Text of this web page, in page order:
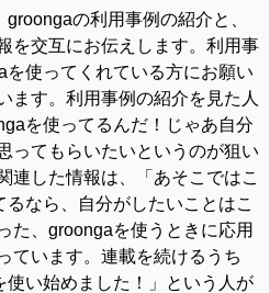
groongaの利用事例の紹介と、
を交互にお伝えします。利用事
使ってくれている方にお願い
ます。利用事例の紹介を見た人
を使ってるんだ！じゃあ自分
ってもらいたいというのが狙い
連した情報は、「あそこではこ
なら、自分がしたいことはこ
た、groongaを使うときに応用
ています。連載を続けるうち
い始めました！」という人が